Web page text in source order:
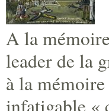
A la
leader de la
à la
infatigable «